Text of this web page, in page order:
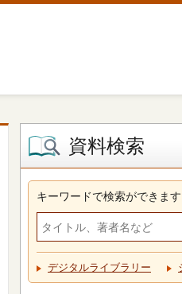
資料検索
キーワードで検索ができます
デジタルライブラリー